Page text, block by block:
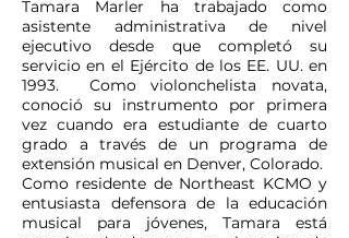
Tamara Marler ha trabajado como
asistente administrativa de nivel
ejecutivo desde que completó su
servicio en el Ejército de los EE. UU. en
1993. Como violonchelista novata,
conoció su instrumento por primera
vez cuando era estudiante de cuarto
grado a través de un programa de
extensión musical en Denver, Colorado.
Como residente de Northeast KCMO y
entusiasta defensora de la educación
musical para jóvenes, Tamara está